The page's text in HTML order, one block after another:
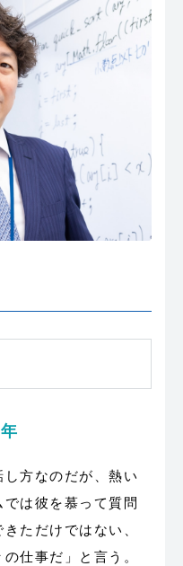
方なのだが、熱い
は彼を慕って質問
ただけではない、
仕事だ」と言う。